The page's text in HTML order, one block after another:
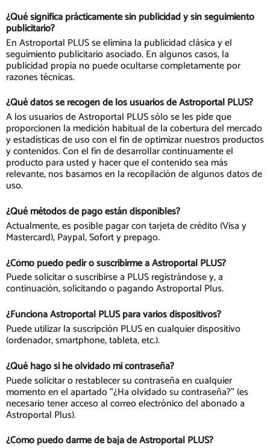
¿Qué significa prácticamente sin publicidad y sin seguimiento
publicitario?
En Astroportal PLUS se elimina la publicidad clásica y el
seguimiento publicitario asociado. En algunos casos, la
publicidad propia no puede ocultarse completamente por
razones técnicas.
¿Qué datos se recogen de los usuarios de Astroportal PLUS?
A los usuarios de Astroportal PLUS sólo se les pide que
proporcionen la medición habitual de la cobertura del mercado
y estadísticas de uso con el fin de optimizar nuestros productos
y contenidos. Con el fin de desarrollar continuamente el
producto para usted y hacer que el contenido sea más
relevante, nos basamos en la recopilación de algunos datos de
uso.
¿Qué métodos de pago están disponibles?
Actualmente, es posible pagar con tarjeta de crédito (Visa y
Mastercard), Paypal, Sofort y prepago.
¿Cómo puedo pedir o suscribirme a Astroportal PLUS?
Puede solicitar o suscribirse a PLUS registrándose y, a
continuación, solicitando o pagando Astroportal Plus.
¿Funciona Astroportal PLUS para varios dispositivos?
Puede utilizar la suscripción PLUS en cualquier dispositivo
(ordenador, smartphone, tableta, etc.).
¿Qué hago si he olvidado mi contraseña?
Puede solicitar o restablecer su contraseña en cualquier
momento en el apartado "¿Ha olvidado su contraseña?" (es
necesario tener acceso al correo electrónico del abonado a
Astroportal Plus).
¿Cómo puedo darme de baja de Astroportal PLUS?